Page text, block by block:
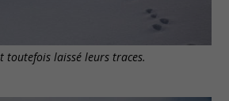
toutefois laissé leurs traces.